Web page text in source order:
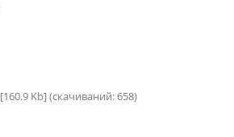
[160.9 Kb] (cкачиваний: 658)